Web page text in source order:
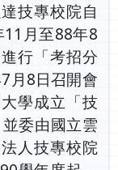
技專校院自
月至88年8
行「考招分
月8日召開會
學成立「技
委由國立雲
人技專校院